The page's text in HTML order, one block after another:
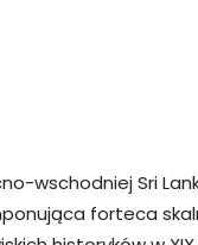
wschodniej Sri
forteca